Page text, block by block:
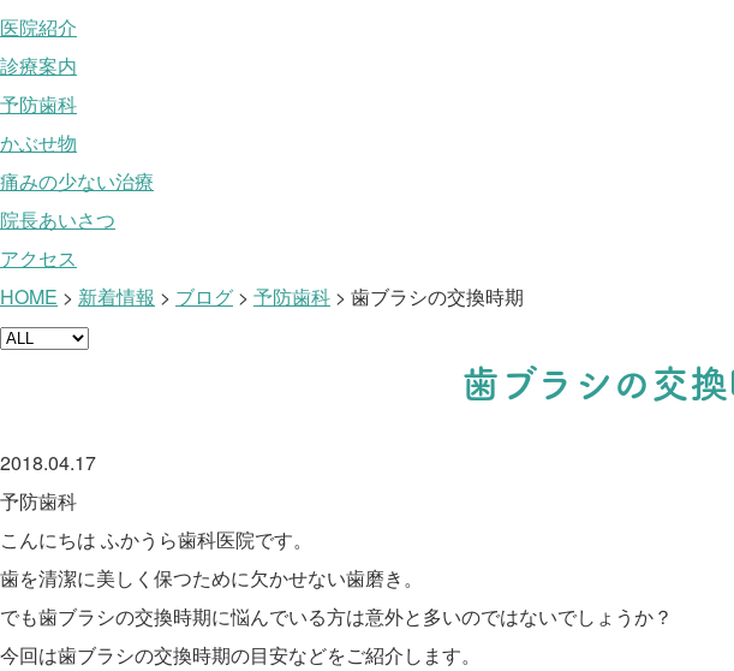
医院紹介
診療案内
予防歯科
かぶせ物
痛みの少ない治療
院長あいさつ
アクセス
HOME > 新着情報 > ブログ > 予防歯科 > 歯ブラシの交換時期
歯ブラシの交
2018.04.17
予防歯科
こんにちは ふかうら歯科医院です。
歯を清潔に美しく保つために欠かせない歯磨き。
でも歯ブラシの交換時期に悩んでいる方は意外と多いのではないでしょうか？
今回は歯ブラシの交換時期の目安などをご紹介します。